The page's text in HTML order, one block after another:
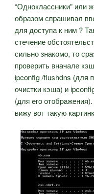
“Одноклассники” или
образом спрашивал
для доступа к ним ?
стечение
сильно знакомо, то
проверить вначале
ipconfig /flushdns (для
очистки кэша) и
(для его
вижу вот такую